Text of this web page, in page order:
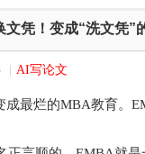
凭！变成“洗文凭”
AI写论文
最烂的MBA教育。